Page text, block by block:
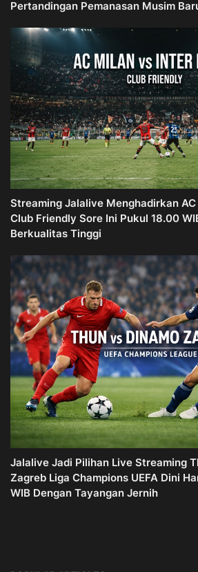
Pertandingan Pemanasan Musim
Streaming Jalalive Menghadirkan
Club Friendly Sore Ini Pukul 18.00
Berkualitas Tinggi
Jalalive Jadi Pilihan Live Streaming
Zagreb Liga Champions UEFA Dini
WIB Dengan Tayangan Jernih